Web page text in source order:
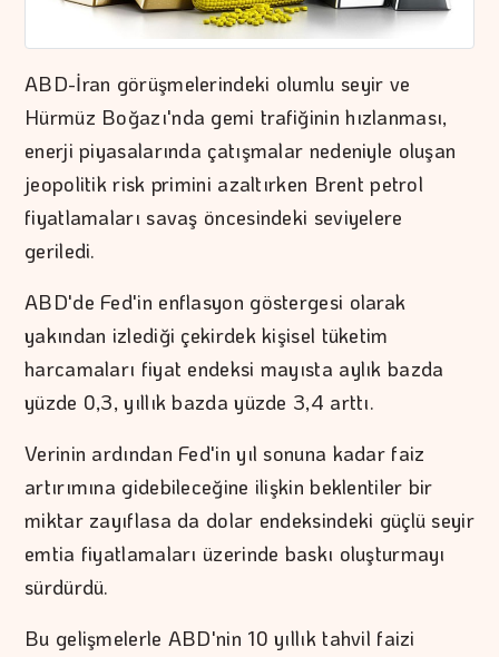
ABD-İran görüşmelerindeki olumlu seyir ve
Hürmüz Boğazı'nda gemi trafiğinin hızlanması,
enerji piyasalarında çatışmalar nedeniyle oluşan
jeopolitik risk primini azaltırken Brent petrol
fiyatlamaları savaş öncesindeki seviyelere
geriledi.
ABD'de Fed'in enflasyon göstergesi olarak
yakından izlediği çekirdek kişisel tüketim
harcamaları fiyat endeksi mayısta aylık bazda
yüzde 0,3, yıllık bazda yüzde 3,4 arttı.
Verinin ardından Fed'in yıl sonuna kadar faiz
artırımına gidebileceğine ilişkin beklentiler bir
miktar zayıflasa da dolar endeksindeki güçlü seyir
emtia fiyatlamaları üzerinde baskı oluşturmayı
sürdürdü.
Bu gelişmelerle ABD'nin 10 yıllık tahvil faizi